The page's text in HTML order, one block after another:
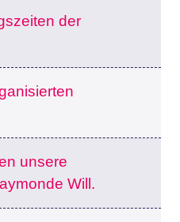
der
unsere
Will.